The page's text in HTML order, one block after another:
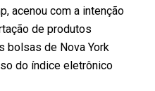
acenou com a intenção
de produtos
bolsas de Nova York
do índice eletrônico